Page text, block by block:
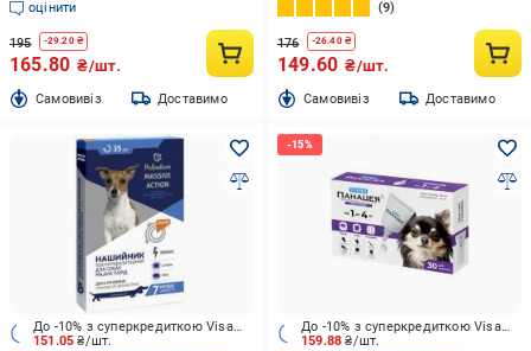
оцінити
195 -29.20₴
165.80 ₴/шт.
Cамовивіз Доставимо
9
176 -26.40₴
149.60 ₴/шт.
Cамовивіз Доставимо
151.05₴/шт.
До -10% з суперкредиткою Visa Вигода
159.88₴/шт.
До -10% з суперкредиткою Visa Вигода